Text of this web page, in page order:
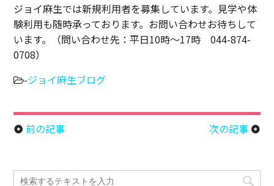
ジョイ麻生では新規利用者を募集しています。見学や体
験利用も随時承っております。お問い合わせお待ちして
います。（問い合わせ先：平日10時～17時 044-874-
0708）
-ジョイ麻生ブログ
arrow_circle_left 前の記事 次の記事 arrow_circle_right